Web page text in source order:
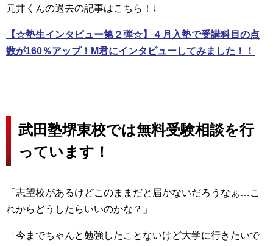
元井くんの過去の記事はこちら！↓
【☆塾生インタビュー第２弾☆】４月入塾で受講科目の点
数が160％アップ！M君にインタビューしてみました！！
武田塾堺東校では無料受験相談を行
っています！
「志望校があるけどこのままだと届かないだろうなぁ…こ
れからどうしたらいいのかな？」
「今までちゃんと勉強したことないけど大学に行きたいで